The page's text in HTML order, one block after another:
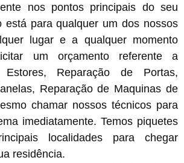
nos pontos principais do seu
está para qualquer um dos nossos
lugar e a qualquer momento
um orçamento referente a
Reparação de Portas,
Reparação de Maquinas de
chamar nossos técnicos para
imediatamente. Temos piquetes
localidades para chegar
residência.